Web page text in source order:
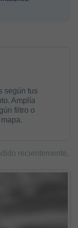
según tus
Amplía
filtro o
recientemente.